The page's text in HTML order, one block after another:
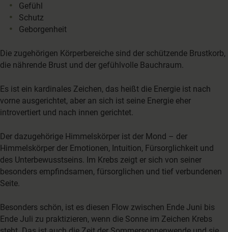
Gefühl
Schutz
Geborgenheit
Die zugehörigen Körperbereiche sind der schützende Brustkorb,
die nährende Brust und der gefühlvolle Bauchraum.
Es ist ein kardinales Zeichen, das heißt die Energie ist nach
vorne ausgerichtet, aber an sich ist seine Energie eher
introvertiert und nach innen gerichtet.
Der dazugehörige Himmelskörper ist der Mond – der
Himmelskörper der Emotionen, Intuition, Fürsorglichkeit und
des Unterbewusstseins. Im Krebs zeigt er sich von seiner
besonders empfindsamen, fürsorglichen und tief verbundenen
Seite.
Besonders schön, ist es diesen Flow zwischen Ende Juni bis
Ende Juli zu praktizieren, wenn die Sonne im Zeichen Krebs